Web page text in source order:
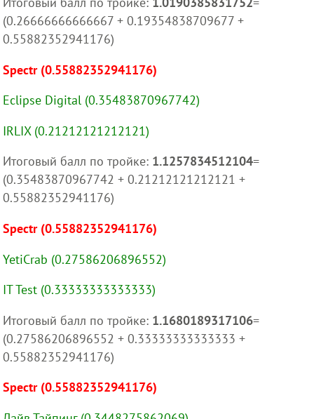
(0.26666666666667 + 0.19354838709677 +
0.55882352941176)
Spectr (0.55882352941176)
Eclipse Digital (0.35483870967742)
IRLIX (0.21212121212121)
Итоговый балл по тройке: 1.1257834512104=
(0.35483870967742 + 0.21212121212121 +
0.55882352941176)
Spectr (0.55882352941176)
YetiCrab (0.27586206896552)
IT Test (0.33333333333333)
Итоговый балл по тройке: 1.1680189317106=
(0.27586206896552 + 0.33333333333333 +
0.55882352941176)
Spectr (0.55882352941176)